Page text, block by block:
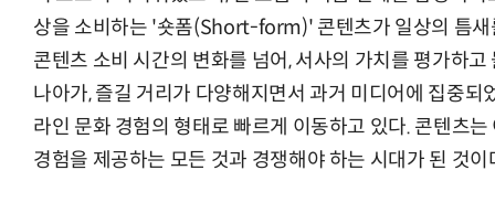
상을 소비하는 '숏폼(Short-form)' 콘텐츠가 일상의 틈새
콘텐츠 소비 시간의 변화를 넘어, 서사의 가치를 평가하
나아가, 즐길 거리가 다양해지면서 과거 미디어에 집중
라인 문화 경험의 형태로 빠르게 이동하고 있다. 콘텐츠
경험을 제공하는 모든 것과 경쟁해야 하는 시대가 된 것이